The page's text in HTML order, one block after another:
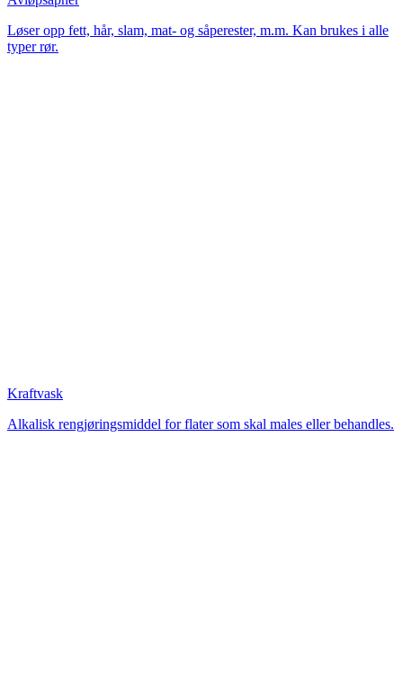
Løser opp fett, hår, slam, mat- og såperester, m.m. Kan brukes i alle
typer rør.
Kraftvask
Alkalisk rengjøringsmiddel for flater som skal males eller behandles.